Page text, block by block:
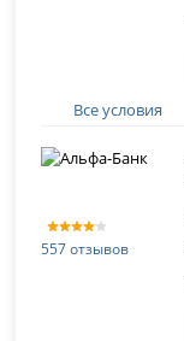
Все условия
557 отзывов